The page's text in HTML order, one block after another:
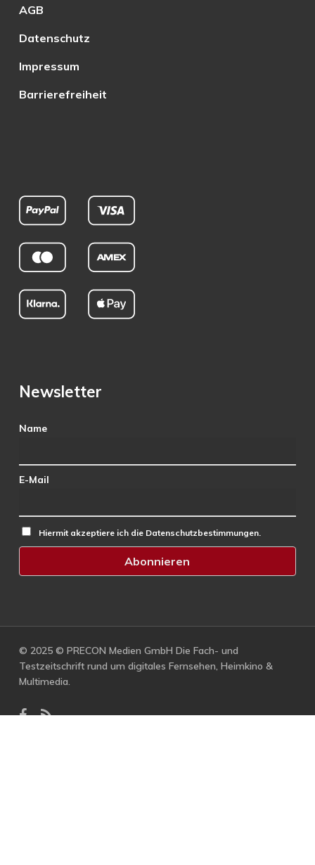
AGB
Datenschutz
Impressum
Barrierefreiheit
Newsletter
Name
E-Mail
Hiermit akzeptiere ich die Datenschutzbestimmungen.
© 2025 © PRECON Medien GmbH Die Fach- und
Testzeitschrift rund um digitales Fernsehen, Heimkino &
Multimedia.
facebook
RSS